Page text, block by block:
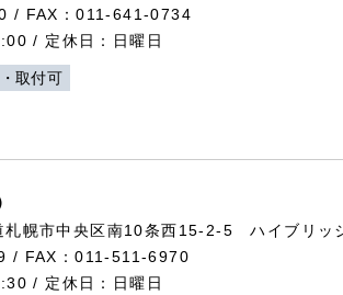
/ FAX：011-641-0734
/ 定休日：日曜日
取付可
幌市中央区南10条西15-2-5 ハイブリッ
/ FAX：011-511-6970
/ 定休日：日曜日